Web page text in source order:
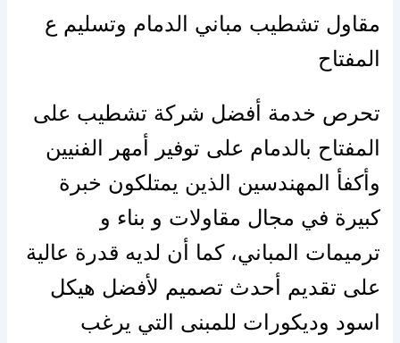
مقاول تشطيب مباني الدمام وتسليم ع
المفتاح
تحرص خدمة أفضل شركة تشطيب على
المفتاح بالدمام على توفير أمهر الفنيين
وأكفأ المهندسين الذين يمتلكون خبرة
كبيرة في مجال مقاولات و بناء و
ترميمات المباني، كما أن لديه قدرة عالية
على تقديم أحدث تصميم لأفضل هيكل
اسود وديكورات للمبنى التي يرغب